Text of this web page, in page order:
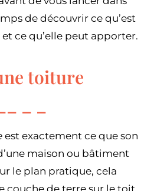
de découvrir ce qu’est
ce qu’elle peut apporter.
toiture
est exactement ce que son
maison ou bâtiment
le plan pratique, cela
couche de terre sur le toit